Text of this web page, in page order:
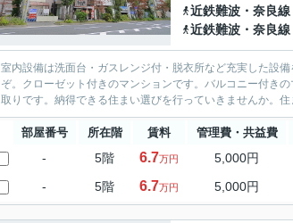
近鉄難波・奈良線
近鉄難波・奈良線
室内設備は洗面台・ガスレンジ付・脱衣所など充実した設
ぞ。クローゼット付きのマンションです。バルコニー付き
取りです。納得できる住まい選びを行っていきませんか。
部屋番号 所在階 賃料 管理費・共益費
- 5階 6.7万円 5,000円
- 5階 6.7万円 5,000円